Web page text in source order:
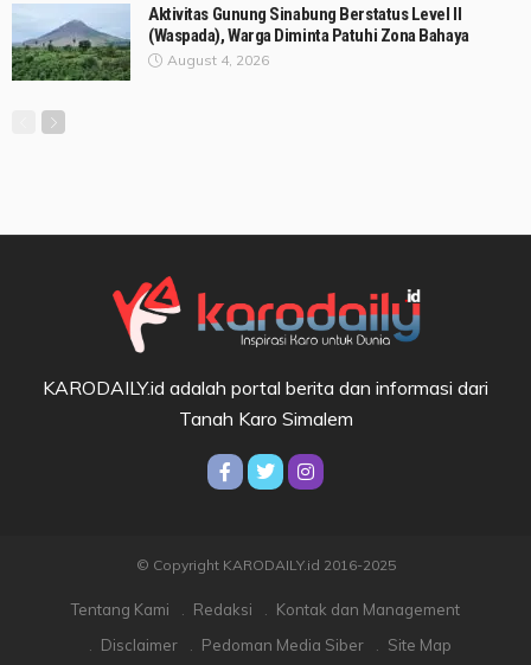
Aktivitas Gunung Sinabung Berstatus Level II
(Waspada), Warga Diminta Patuhi Zona Bahaya
August 4, 2026
KARODAILY.id adalah portal berita dan informasi dari
Tanah Karo Simalem
© Copyright KARODAILY.id 2016-2025
Tentang Kami Redaksi
Kontak dan Management
Disclaimer
Pedoman Media Siber Site Map